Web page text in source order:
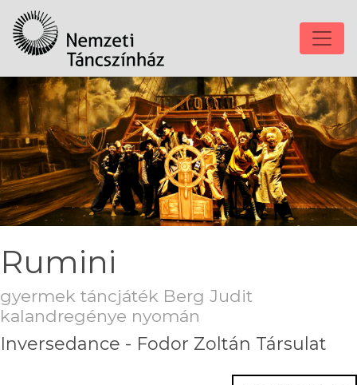
Rumini
gyermek táncjáték Berg Judit
kalandregénye nyomán
Inversedance - Fodor Zoltán Társulat